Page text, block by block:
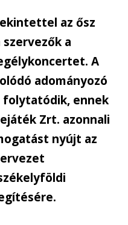
az ősz
a
A
adományozó
folytatódik, ennek
Zrt. azonnali
nyújt az